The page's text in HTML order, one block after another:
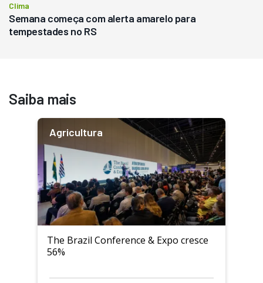
Clima
Semana começa com alerta amarelo para
tempestades no RS
Saiba mais
Agricultura
The Brazil Conference & Expo cresce
56%